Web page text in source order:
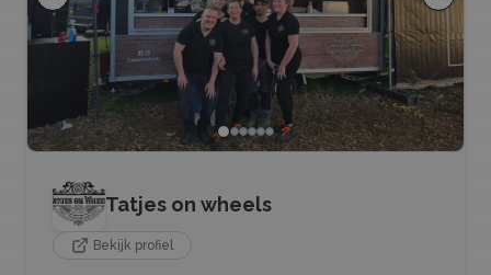
Tatjes on wheels
Bekijk profiel